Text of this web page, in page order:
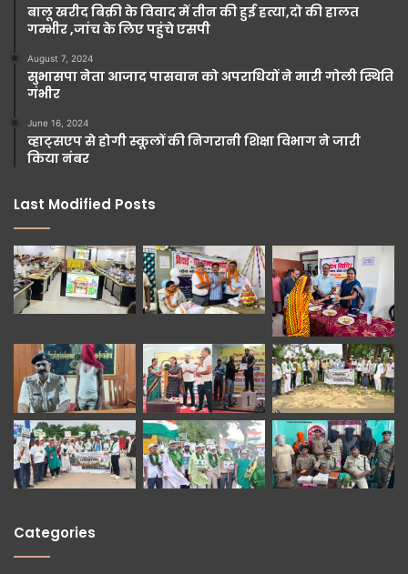
बालू खरीद बिक्री के विवाद में तीन की हुई हत्या,दो की हालत
गम्भीर ,जांच के लिए पहुंचे एसपी
August 7, 2024
सुभासपा नेता आजाद पासवान को अपराधियों ने मारी गोली स्थिति
गंभीर
June 16, 2024
व्हाट्सएप से होगी स्कूलों की निगरानी शिक्षा विभाग ने जारी
किया नंबर
Last Modified Posts
Categories